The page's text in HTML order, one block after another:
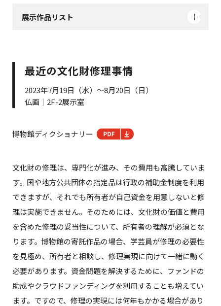
展示作品リスト
最近の文化財修理事情
2023年7月19日（水）～8月20日（日）
仏画｜2F-2展示室
博物館ディクショナリー
文化財の修理は、専門化が進み、その費用も高騰していま
す。国や地方公共団体の指定品は行政の補助金制度を利用
できますが、それでも所有者が自己資金を用意しないと修
理は実施できません。そのためには、文化財の価値と費用
を含めた修理の妥当性について、所有者の理解が必須とな
ります。博物館の寄託作品の場合、学芸員が修理の必要性
を見極め、所有者と相談し、修理実現に向けて一緒に動く
必要があります。資金問題を解決するために、ファンドの
助成やクラウドファンディングを利用することも増えてい
ます。ですので、修理の実現には何年もかかる場合があり